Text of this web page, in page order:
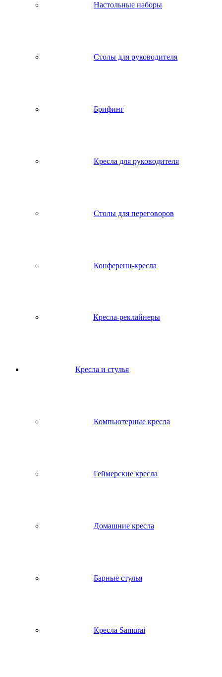
Настольные наборы
Столы для руководителя
Брифинг
Кресла для руководителя
Столы для переговоров
Конференц-кресла
Кресла-реклайнеры
Кресла и стулья
Компьютерные кресла
Геймерские кресла
Домашние кресла
Барные стулья
Кресла Samurai